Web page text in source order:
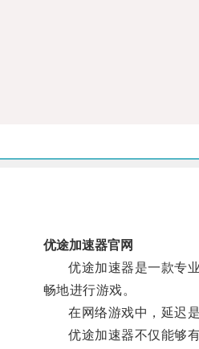
优途加速器官网
优途加速器是一款专业
畅地进行游戏。
在网络游戏中，延迟是
优途加速器不仅能够有